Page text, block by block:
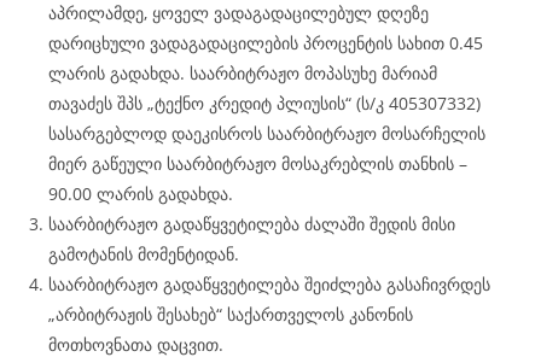
აპრილამდე, ყოველ ვადაგადაცილებულ დღეზე
დარიცხული ვადაგადაცილების პროცენტის სახით 0.45
ლარის გადახდა. საარბიტრაჟო მოპასუხე მარიამ
თავაძეს შპს „ტექნო კრედიტ პლიუსის“ (ს/კ 405307332)
სასარგებლოდ დაეკისროს საარბიტრაჟო მოსარჩელის
მიერ გაწეული საარბიტრაჟო მოსაკრებლის თანხის –
90.00 ლარის გადახდა.
საარბიტრაჟო გადაწყვეტილება ძალაში შედის მისი
გამოტანის მომენტიდან.
საარბიტრაჟო გადაწყვეტილება შეიძლება გასაჩივრდეს
„არბიტრაჟის შესახებ“ საქართველოს კანონის
მოთხოვნათა დაცვით.